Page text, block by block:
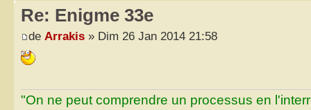
Re: Enigme 33e
de Arrakis » Dim 26 Jan 2014 21:58
"On ne peut comprendre un processus en